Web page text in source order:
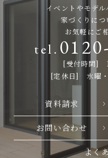
イベントやモデル
家づくりに
お気軽にご
[受付時間]
[定休日] 水曜・
資料請求
お問い合わせ
よく